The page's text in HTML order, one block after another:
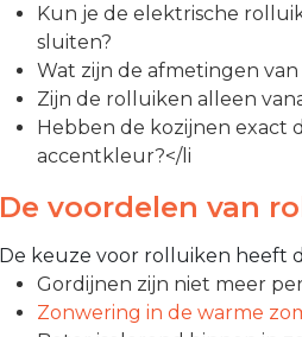
Kun je de elektrische
sluiten?
Wat zijn de afmetingen
Zijn de rolluiken alleen
Hebben de kozijnen exact
accentkleur?</li
De voordelen van
De keuze voor rolluiken heeft
Gordijnen zijn niet meer
Zonwering in de warme